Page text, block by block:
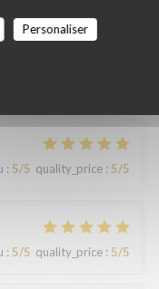
Personaliser
: 5/5 quality_price : 5/5
: 5/5 quality_price : 5/5